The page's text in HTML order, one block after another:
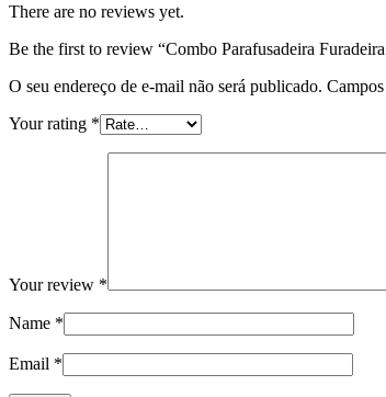
There are no reviews yet.
Be the first to review “Combo Parafusadeira
O seu endereço de e-mail não será publicado.
Your rating *
Your review *
Name *
Email *